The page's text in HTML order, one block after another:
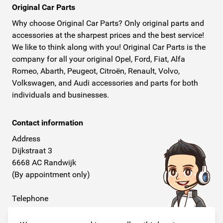
verzekerd naar u verstuurd. PostNL bezorgt ook op
zaterdag en hanteert ruime bezorgtijden en een
uitgebreide service.Original Car Parts is uw digitale
dealer waar u snel, eenvoudig, tegen scherpe prijzen en
de beste kwaliteit al uw originele Opel onderdelen online
koopt!
Original Car Parts
Why choose Original Car Parts? Only original parts and
accessories at the sharpest prices and the best service!
We like to think along with you! Original Car Parts is the
company for all your original Opel, Ford, Fiat, Alfa
Romeo, Abarth, Peugeot, Citroën, Renault, Volvo,
Volkswagen, and Audi accessories and parts for both
individuals and businesses.
Contact information
Address
Dijkstraat 3
6668 AC Randwijk
(By appointment only)
Telephone